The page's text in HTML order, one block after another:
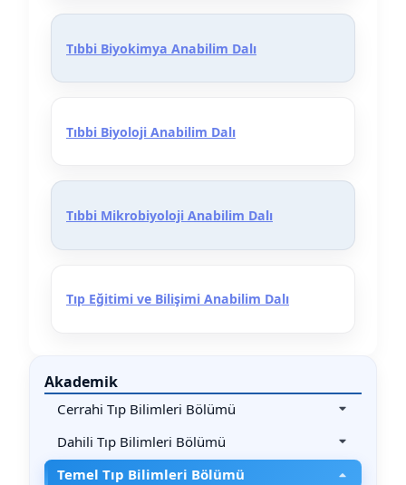
Tıbbi Biyokimya Anabilim Dalı
Tıbbi Biyoloji Anabilim Dalı
Tıbbi Mikrobiyoloji Anabilim Dalı
Tıp Eğitimi ve Bilişimi Anabilim Dalı
Akademik
Cerrahi Tıp Bilimleri Bölümü
Dahili Tıp Bilimleri Bölümü
Temel Tıp Bilimleri Bölümü